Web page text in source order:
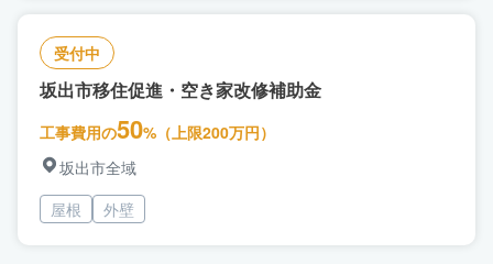
受付中
坂出市移住促進・空き家改修補助金
工事費用の50%（上限200万円）
坂出市全域
屋根
外壁